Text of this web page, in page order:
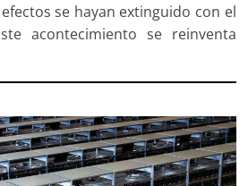
se hayan extinguido con el
acontecimiento se reinventa